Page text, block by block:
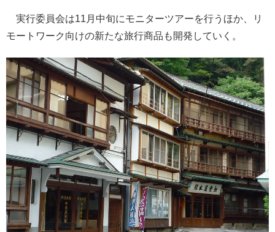
実行委員会は11月中旬にモニターツアーを行うほか、リ
モートワーク向けの新たな旅行商品も開発していく。